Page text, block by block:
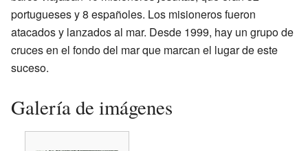
portugueses y 8 españoles. Los misioneros fueron
atacados y lanzados al mar. Desde 1999, hay un grupo de
cruces en el fondo del mar que marcan el lugar de este
suceso.
Galería de imágenes